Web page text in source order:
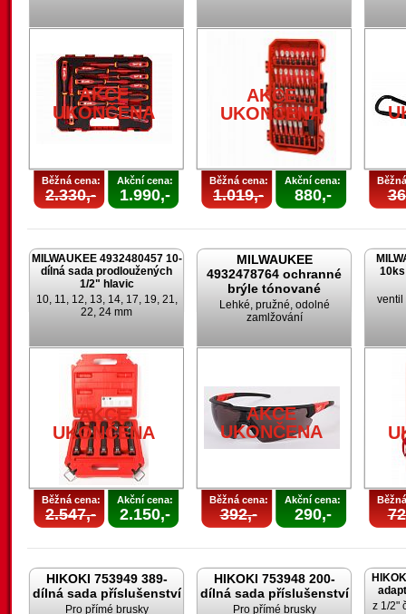
AKCE
UKONČENA
Běžná cena:
2.330,-
Akční cena:
1.990,-
AKCE
UKONČENA
Běžná cena:
1.019,-
Akční cena:
880,-
MILWAUKEE 4932480457 10-
dílná sada prodloužených
1/2" hlavic
10, 11, 12, 13, 14, 17, 19, 21,
22, 24 mm
AKCE
UKONČENA
Běžná cena:
2.547,-
Akční cena:
2.150,-
MILWAUKEE
4932478764 ochranné
brýle tónované
Lehké, pružné, odolné
zamlžování
AKCE
UKONČENA
Běžná cena:
392,-
Akční cena:
290,-
ventil
HIKOKI 753949 389-
dílná sada příslušenství
Pro přímé brusky
HIKOKI 753948 200-
dílná sada příslušenství
Pro přímé brusky
z 1/2"